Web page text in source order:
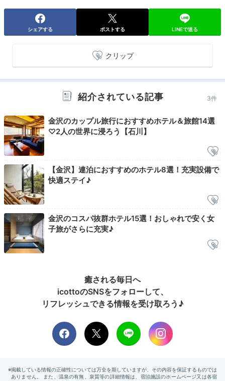
「SOKI KANAZAWA」には、大浴場があるのも嬉しい
ポイント♪この地域の公共浴場によくみられる、昔なが
らのロの字型の湯船が特徴です。湯上がりにはコーヒー
牛乳や金沢の甘酒ドリンクがいただけますよ。
mo_chii17
外で夕食後、部屋でまったりしてからホテルの大浴場に
行きました。お風呂の後に、コーヒー牛乳と甘酒が飲み
放題だったところがおすすめです。
Relax
22:00
環境に配慮した
アメニティ
シェアする ポストする LINEで送る
クリップ
紹介されている記事 3件
金沢のカップル旅行におすすめホテル＆旅館14選
♡2人の世界に浸ろう【石川】
【金沢】連泊におすすめのホテル8選！充実設備で
快適ステイ♪
金沢のコスパ抜群ホテル15選！おしゃれで安く女
子旅がさらに充実♪
癒される毎日へ
icottoのSNSをフォローして、
リフレッシュできる情報を受け取ろう♪